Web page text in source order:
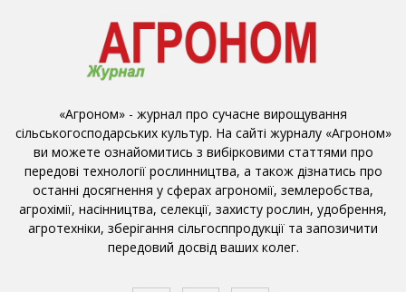
«Агроном» - журнал про сучасне вирощування
сільськогосподарських культур. На сайті журналу «Агроном»
ви можете ознайомитись з вибірковими статтями про
передові технології рослинництва, а також дізнатись про
останні досягнення у сферах агрономії, землеробства,
агрохімії, насінництва, селекції, захисту рослин, удобрення,
агротехніки, зберігання сільгосппродукції та запозичити
передовий досвід ваших колег.